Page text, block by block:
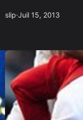
slip·Juil 15, 2013